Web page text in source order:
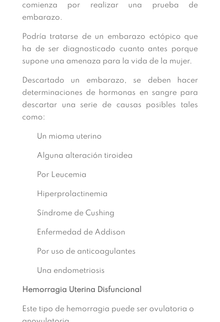
comienza por realizar una prueba de
embarazo.
Podría tratarse de un embarazo ectópico que
ha de ser diagnosticado cuanto antes porque
supone una amenaza para la vida de la mujer.
Descartado un embarazo, se deben hacer
determinaciones de hormonas en sangre para
descartar una serie de causas posibles tales
como:
Un mioma uterino
Alguna alteración tiroidea
Por Leucemia
Hiperprolactinemia
Síndrome de Cushing
Enfermedad de Addison
Por uso de anticoagulantes
Una endometriosis
Hemorragia Uterina Disfuncional
Este tipo de hemorragia puede ser ovulatoria o